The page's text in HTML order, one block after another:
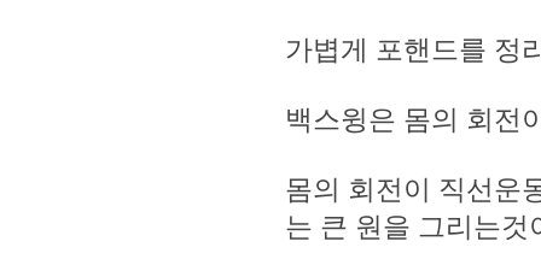
가볍게 포핸드를 정
백스윙은 몸의 회전
몸의 회전이 직선운
는 큰 원을 그리는것